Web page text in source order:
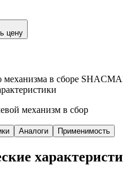
цену
механизма в сборе
механизм в сбор
Аналоги Применимость